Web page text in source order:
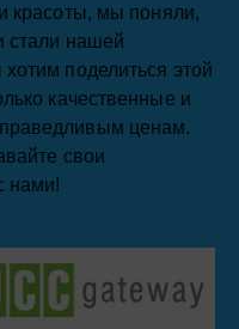
красоты, мы поняли,
стали нашей
поделиться этой
качественные и
ценам.
свои
нами!